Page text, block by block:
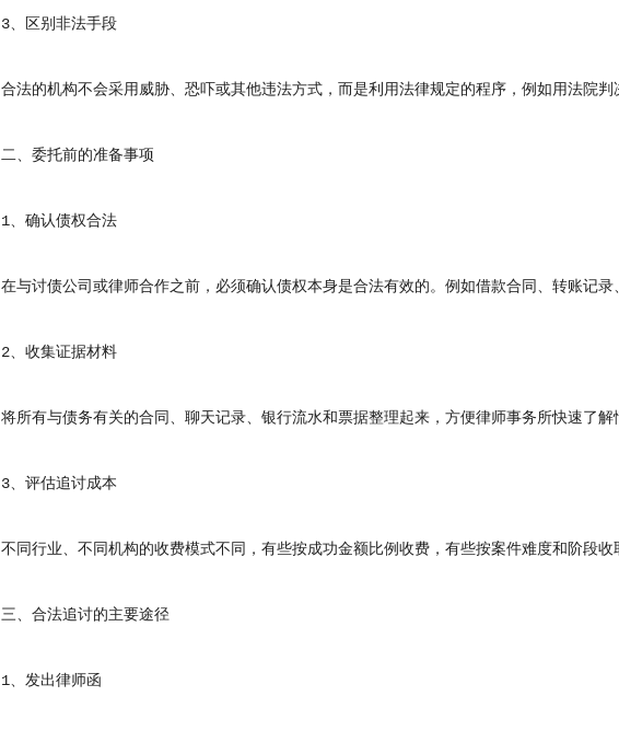
区别非法手段
的机构不会采用威胁、恐吓或其他违法方式，而是利用法律规定的程序，例如用法院判
委托前的准备事项
确认债权合法
讨债公司或律师合作之前，必须确认债权本身是合法有效的。例如借款合同、转账记录
收集证据材料
有与债务有关的合同、聊天记录、银行流水和票据整理起来，方便律师事务所快速了解
评估追讨成本
行业、不同机构的收费模式不同，有些按成功金额比例收费，有些按案件难度和阶段收
合法追讨的主要途径
发出律师函